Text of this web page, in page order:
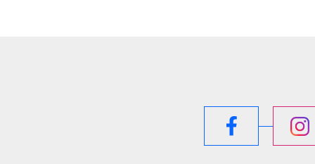
• MS Windows 7 / 8.1 / 10 / 11 și versiuni ulterioare,
• Pentru a lucra cu un card inteligent, este necesar
* Notă: Cititorul acceptă numai cărți de vizită care
• Cititor de carduri inteligente USB cu cablu cablat de